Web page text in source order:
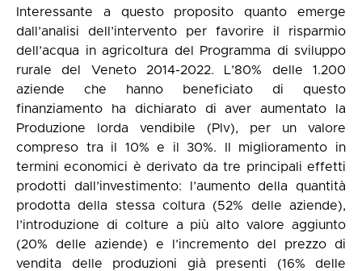
Interessante a questo proposito quanto emerge
dall’analisi dell’intervento per favorire il risparmio
dell’acqua in agricoltura del Programma di sviluppo
rurale del Veneto 2014-2022. L’80% delle 1.200
aziende che hanno beneficiato di questo
finanziamento ha dichiarato di aver aumentato la
Produzione lorda vendibile (Plv), per un valore
compreso tra il 10% e il 30%. Il miglioramento in
termini economici è derivato da tre principali effetti
prodotti dall’investimento: l’aumento della quantità
prodotta della stessa coltura (52% delle aziende),
l’introduzione di colture a più alto valore aggiunto
(20% delle aziende) e l’incremento del prezzo di
vendita delle produzioni già presenti (16% delle